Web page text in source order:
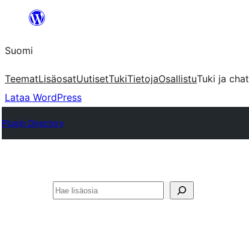
Suomi
TeematLisäosatUutisetTukiTietojaOsallistuTuki ja chat
Lataa WordPress
Plugin Directory
Etsi